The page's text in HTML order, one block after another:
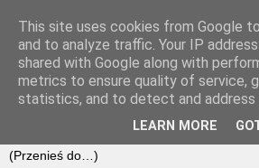
This site uses cookies from Google
and to analyze traffic. Your IP
shared with Google along with
metrics to ensure quality of service,
statistics, and to detect and address
LEARN MORE